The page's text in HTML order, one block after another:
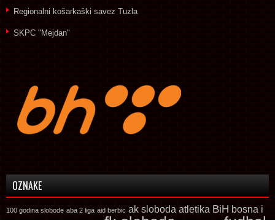
Regionalni košarkaški savez Tuzla
SKPC "Mejdan"
OZNAKE
100 godina slobode aba 2 liga aid berbic ak sloboda atletika BiH bosna i